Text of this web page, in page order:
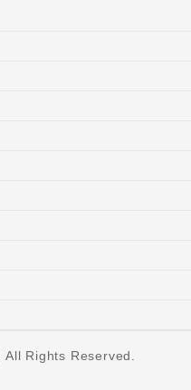
All Rights Reserved.